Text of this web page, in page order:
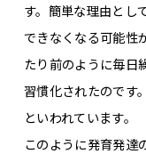
す。簡単な理由とし
できなくなる可能性
たり前のように毎日
習慣化されたのです
といわれています。
このように発育発達